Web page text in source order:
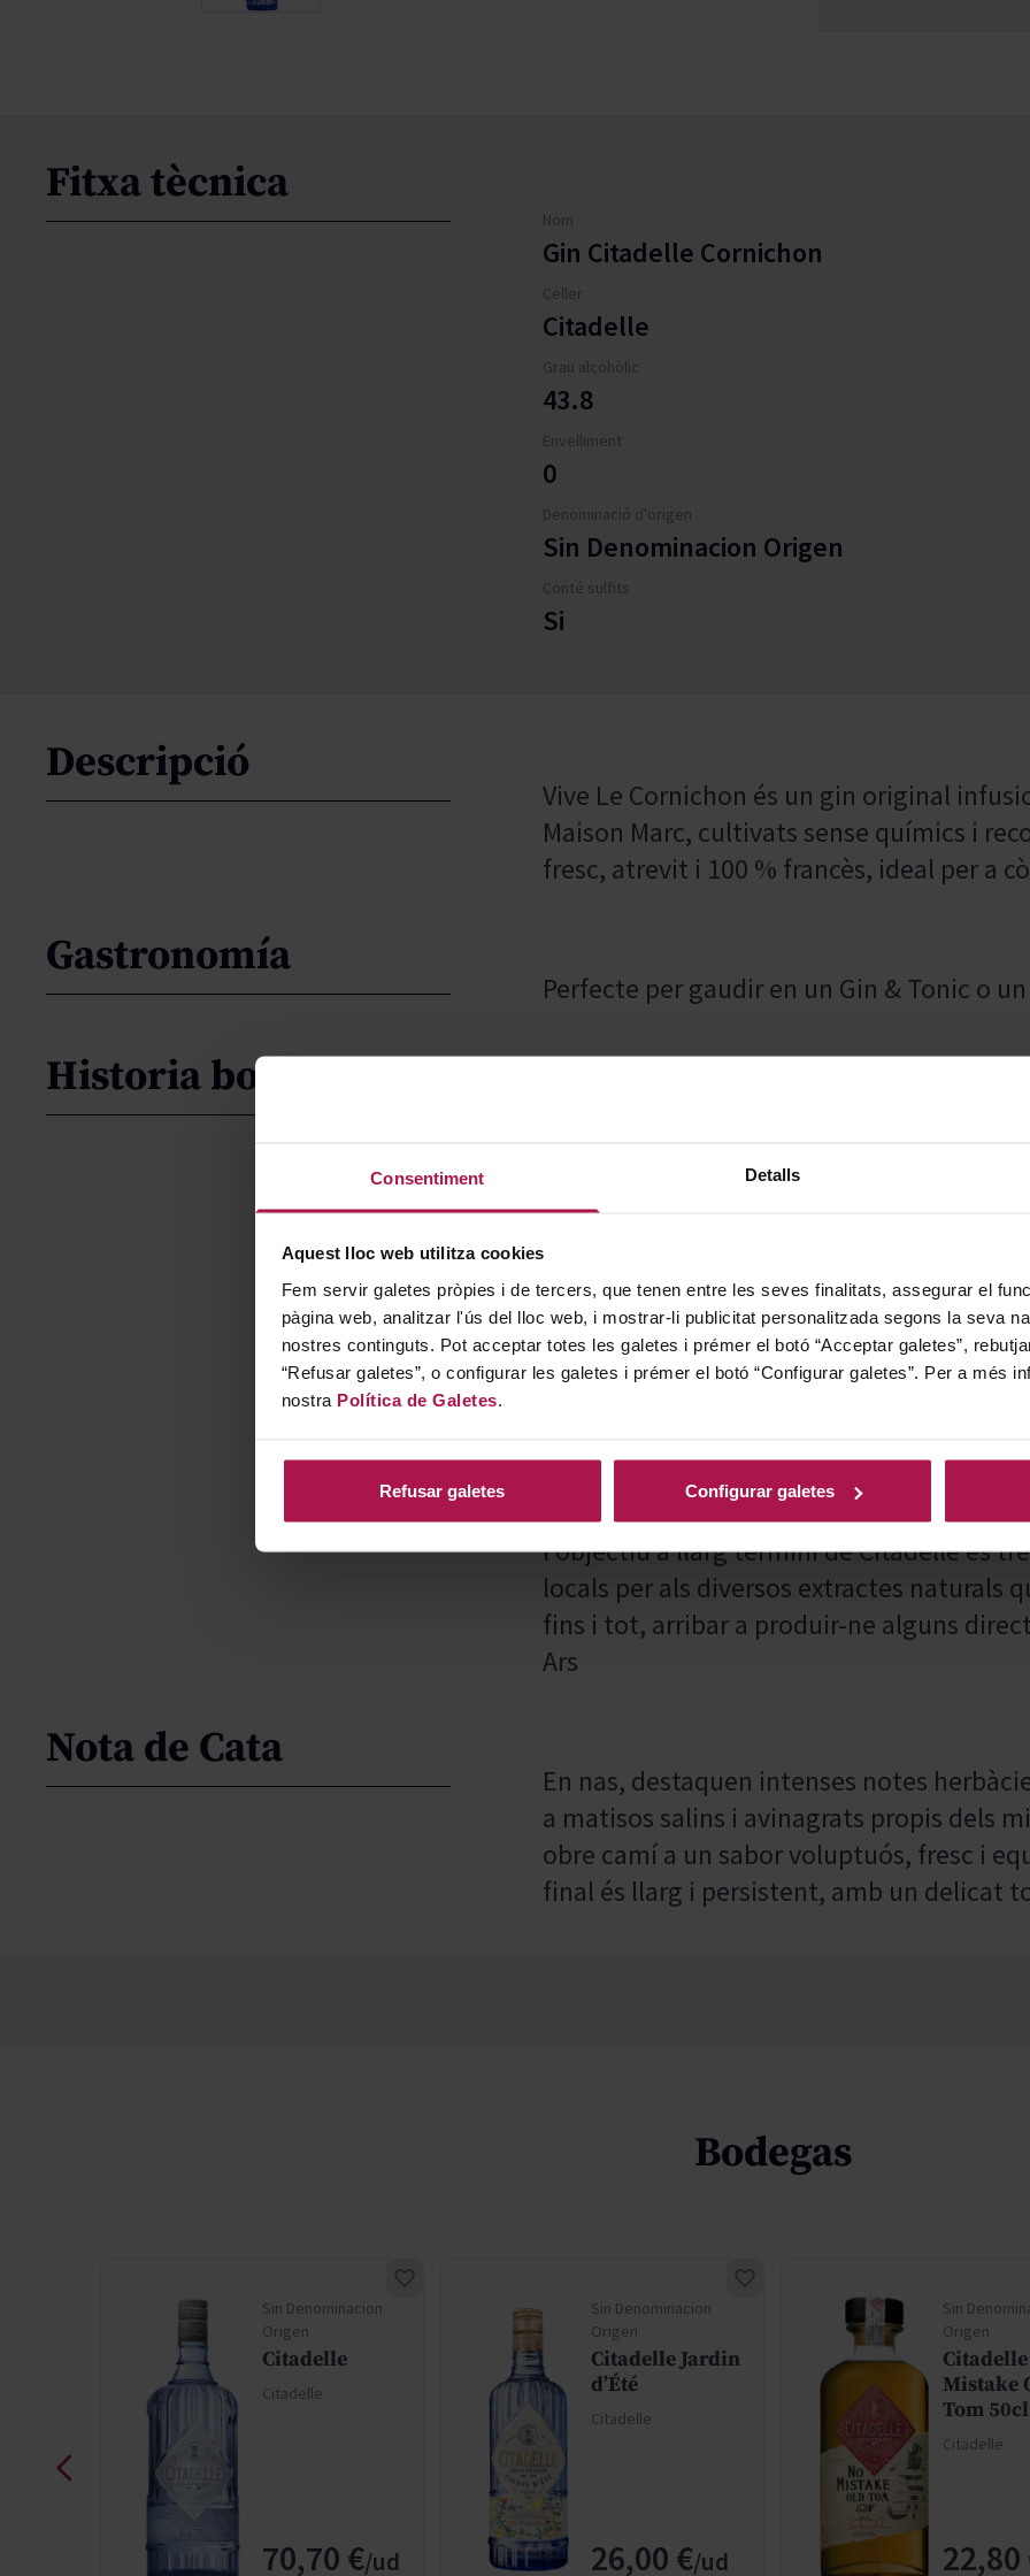
Consentiment Detalls
Aquest lloc web utilitza cookies
Fem servir galetes pròpies i de tercers, que tenen entre les seves finalitats, assegurar el
pàgina web, analitzar l'ús del lloc web, i mostrar-li publicitat personalitzada segons la seva
nostres continguts. Pot acceptar totes les galetes i prémer el botó “Acceptar galetes”,
“Refusar galetes”, o configurar les galetes i prémer el botó “Configurar galetes”. Per a més
nostra Política de Galetes
Refusar galetes Configurar galetes
Fitxa tècnica
Nom
Gin Citadelle Cornichon
Celler
Citadelle
Grau alcohòlic
43.8
Envelliment
0
Denominació d'origen
Sin Denominacion Origen
Conté sulfits
Si
Descripció
Vive Le Cornichon és un gin original
Maison Marc, cultivats sense químics i
fresc, atrevit i 100 % francès, ideal per a
Gastronomía
Perfecte per gaudir en un Gin & Tonic o
Historia bodega
Tot comença al Châteaude Bonbonnet.
ginebró, l'extracte natural distintiu de
s'expressa en harmonia amb 18 espècies
plantar el primer ginebró de Citadelle
La primera collita oficial tindrà lloc a la
Dominar el cultiu de les nostres baies de
de la ginebra Citadelle, i defensar amb
objectiu per als pròxims cinc anys és
essencial per a nosaltres garantir la
per a això, què podria ser millor que
del conyac constitueix un terreny
creixien fins i tot abans del cultiu de
l'objectiu a llarg termini de Citadelle és
locals per als diversos extractes naturals
fins i tot, arribar a produir-ne alguns
Ars
Nota de Cata
En nas, destaquen intenses notes
a matisos salins i avinagrats propis dels
obre camí a un sabor voluptuós, fresc i
final és llarg i persistent, amb un delicat
Bodegas
Sin Denominacion
Origen
Citadelle
Citadelle
70,70 €
Sin Denominacion
Origen
Citadelle Jardin
d’Été
Citadelle
26,00 €
Sin
Origen
Mistake
Tom 50cl
Citadelle
22,80